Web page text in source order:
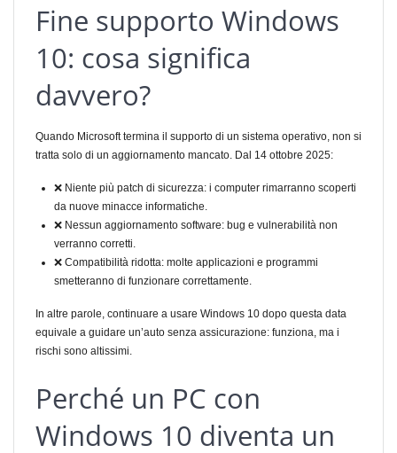
Fine supporto Windows
10: cosa significa
davvero?
Quando Microsoft termina il supporto di un sistema operativo, non si
tratta solo di un aggiornamento mancato. Dal 14 ottobre 2025:
❌ Niente più patch di sicurezza: i computer rimarranno scoperti
da nuove minacce informatiche.
❌ Nessun aggiornamento software: bug e vulnerabilità non
verranno corretti.
❌ Compatibilità ridotta: molte applicazioni e programmi
smetteranno di funzionare correttamente.
In altre parole, continuare a usare Windows 10 dopo questa data
equivale a guidare un’auto senza assicurazione: funziona, ma i
rischi sono altissimi.
Perché un PC con
Windows 10 diventa un